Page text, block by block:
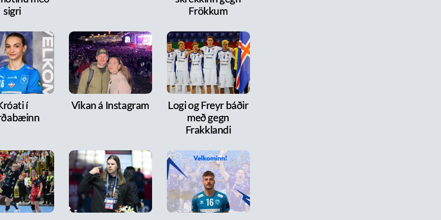
sigri
Frökkum
í
Vikan á Instagram
Logi og Freyr báðir
með gegn
Frakklandi